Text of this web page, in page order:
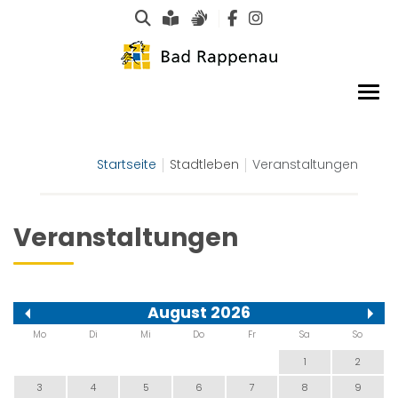
Suche
Leichte Sprache
Gebärdensprachen
Startseite Stadtleben Veranstaltungen
Veranstaltungen
August 2026
Mo Di Mi Do Fr Sa So
1
2
3
4 5 6 7 8
9